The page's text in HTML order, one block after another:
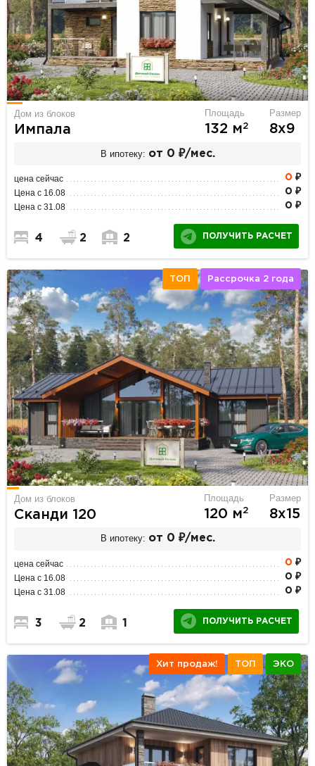
Дом из блоков
Импала
Площадь
132 м2
Размер
8х9
В ипотеку: от 0 ₽/мес.
цена сейчас 0 ₽
Цена с 16.08 0 ₽
Цена с 31.08 0 ₽
4 2 2 ПОЛУЧИТЬ РАСЧЕТ
ТОП Рассрочка 2 года
Дом из блоков
Сканди 120
Площадь
120 м2
Размер
8х15
В ипотеку: от 0 ₽/мес.
цена сейчас 0 ₽
Цена с 16.08 0 ₽
Цена с 31.08 0 ₽
3 2 1 ПОЛУЧИТЬ РАСЧЕТ
Хит продаж! ТОП ЭКО